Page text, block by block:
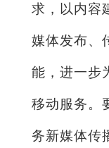
求，以内容
媒体发布、
能，进一步
移动服务。
务新媒体传